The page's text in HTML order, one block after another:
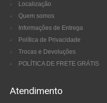
Localização
Quem somos
Informações de Entrega
Política de Privacidade
Trocas e Devoluções
POLÍTICA DE FRETE GRÁTIS
Atendimento